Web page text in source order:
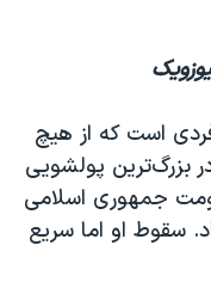
است که از هیچ
بزرگ‌ترین پولشویی
جمهوری اسلامی
سقوط او اما سریع